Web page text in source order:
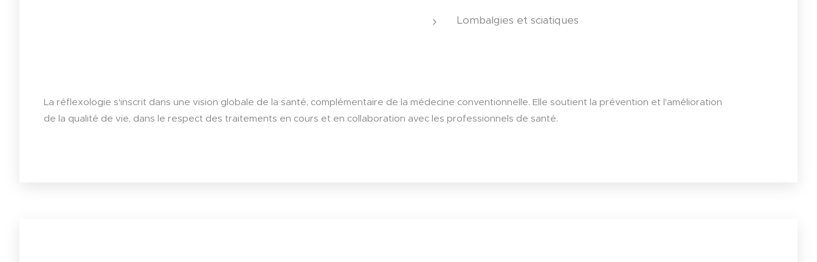
Lombalgies et sciatiques
La réflexologie s'inscrit dans une vision globale de la santé, complémentaire de la médecine conventionnelle. Elle soutient la prévention et l'amélioration
de la qualité de vie, dans le respect des traitements en cours et en collaboration avec les professionnels de santé.